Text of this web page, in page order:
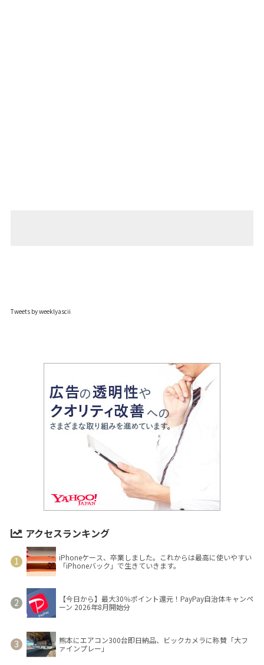
Tweets by weeklyascii
アクセスランキング
iPhoneケース、卒業しました。これからは最高に使いやすい
「iPhoneバック」で生きていきます。
【今日から】最大30％ポイント還元！PayPay自治体キャンペ
ーン 2026年8月開始分
熊本にエアコン300台即日納品、ビックカメラに称賛「大フ
ァインプレー」